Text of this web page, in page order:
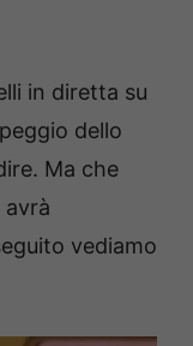
in diretta su
dello
Ma che
avrà
vediamo